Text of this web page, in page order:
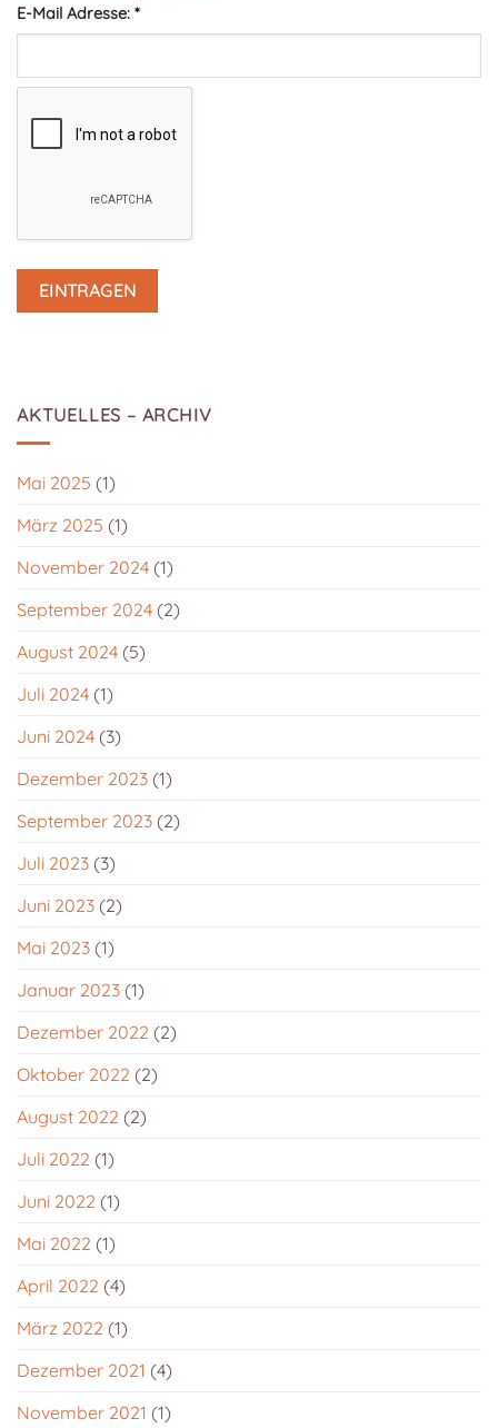
E-Mail Adresse: *
AKTUELLES – ARCHIV
Mai 2025 (1)
März 2025 (1)
November 2024 (1)
September 2024 (2)
August 2024 (5)
Juli 2024 (1)
Juni 2024 (3)
Dezember 2023 (1)
September 2023 (2)
Juli 2023 (3)
Juni 2023 (2)
Mai 2023 (1)
Januar 2023 (1)
Dezember 2022 (2)
Oktober 2022 (2)
August 2022 (2)
Juli 2022 (1)
Juni 2022 (1)
Mai 2022 (1)
April 2022 (4)
März 2022 (1)
Dezember 2021 (4)
November 2021 (1)